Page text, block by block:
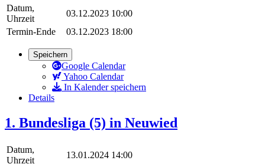
Datum,
Uhrzeit
03.12.2023 10:00
Termin-Ende
03.12.2023 18:00
Speichern
Google Calendar
Yahoo Calendar
In Kalender speichern
Details
1. Bundesliga (5) in Neuwied
Datum,
Uhrzeit
13.01.2024 14:00